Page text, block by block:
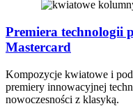
Premiera technologii
Mastercard
Kompozycje kwiatowe i
premiery innowacyjnej
nowoczesności z klasyką.